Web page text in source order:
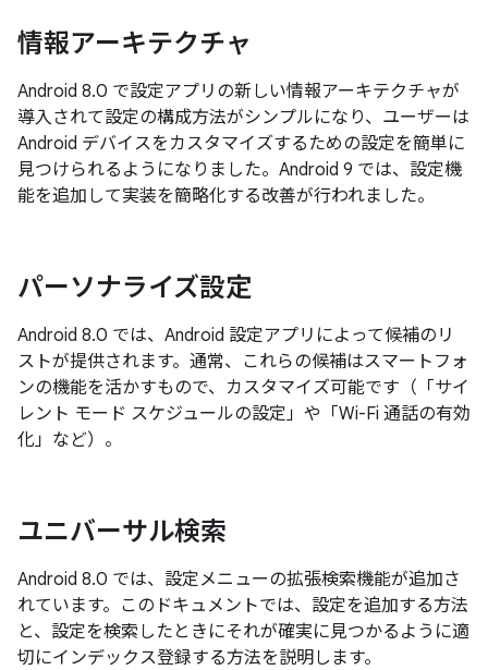
情報アーキテクチャ
Android 8.0 で設定アプリの新しい情報アーキテクチャが
導入されて設定の構成方法がシンプルになり、ユーザーは
Android デバイスをカスタマイズするための設定を簡単に
見つけられるようになりました。Android 9 では、設定機
能を追加して実装を簡略化する改善が行われました。
パーソナライズ設定
Android 8.0 では、Android 設定アプリによって候補のリ
ストが提供されます。通常、これらの候補はスマートフォ
ンの機能を活かすもので、カスタマイズ可能です（「サイ
レント モード スケジュールの設定」や「Wi-Fi 通話の有効
化」など）。
ユニバーサル検索
Android 8.0 では、設定メニューの拡張検索機能が追加さ
れています。このドキュメントでは、設定を追加する方法
と、設定を検索したときにそれが確実に見つかるように適
切にインデックス登録する方法を説明します。